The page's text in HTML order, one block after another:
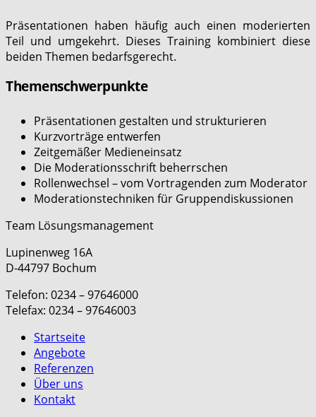
Präsentationen haben häufig auch einen moderierten
Teil und umgekehrt. Dieses Training kombiniert diese
beiden Themen bedarfsgerecht.
Themenschwerpunkte
Präsentationen gestalten und strukturieren
Kurzvorträge entwerfen
Zeitgemäßer Medieneinsatz
Die Moderationsschrift beherrschen
Rollenwechsel – vom Vortragenden zum Moderator
Moderationstechniken für Gruppendiskussionen
Team Lösungsmanagement
Lupinenweg 16A
D-44797 Bochum
Telefon: 0234 – 97646000
Telefax: 0234 – 97646003
Startseite
Angebote
Referenzen
Über uns
Kontakt